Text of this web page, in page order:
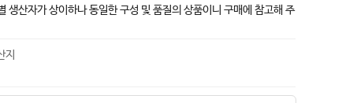
산자가 상이하나 동일한 구성 및 품질의 상품이니 구매에 참고해 주
지